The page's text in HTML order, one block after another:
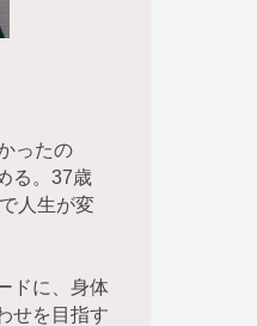
ったの
る。37歳
人生が変
ドに、身体
せを目指す